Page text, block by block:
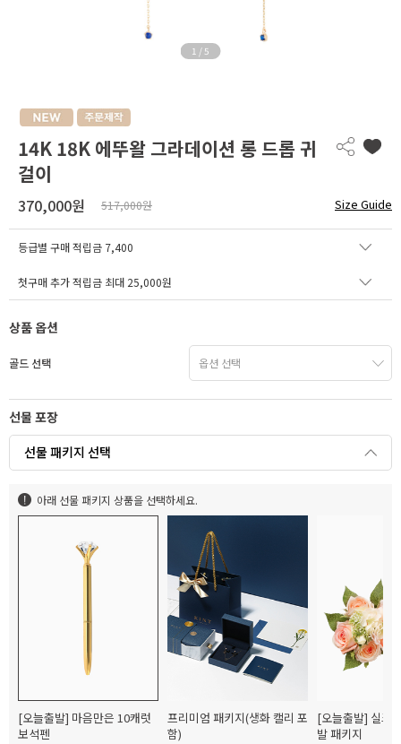
1 / 5
14K 18K 에뚜왈 그라데이션 롱 드롭 귀
걸이
370,000원 517,000원 Size Guide
등급별 구매 적립금 7,400
첫구매 추가 적립금 최대 25,000원
상품 옵션
골드 선택
선물 포장
선물 패키지 선택
아래 선물 패키지 상품을 선택하세요.
[오늘출발] 마음만은 10캐럿
보석펜
프리미엄 패키지(생화 캘리 포
함)
[오늘출발] 실크
발 패키지